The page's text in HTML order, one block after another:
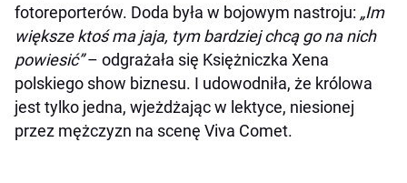
fotoreporterów. Doda była w bojowym nastroju: „Im
większe ktoś ma jaja, tym bardziej chcą go na nich
powiesić”– odgrażała się Księżniczka Xena
polskiego show biznesu. I udowodniła, że królowa
jest tylko jedna, wjeżdżając w lektyce, niesionej
przez mężczyzn na scenę Viva Comet.